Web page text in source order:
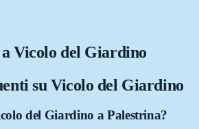
aVicolo del Giardino
su Vicolo del Giardino
del Giardino a Palestrina?